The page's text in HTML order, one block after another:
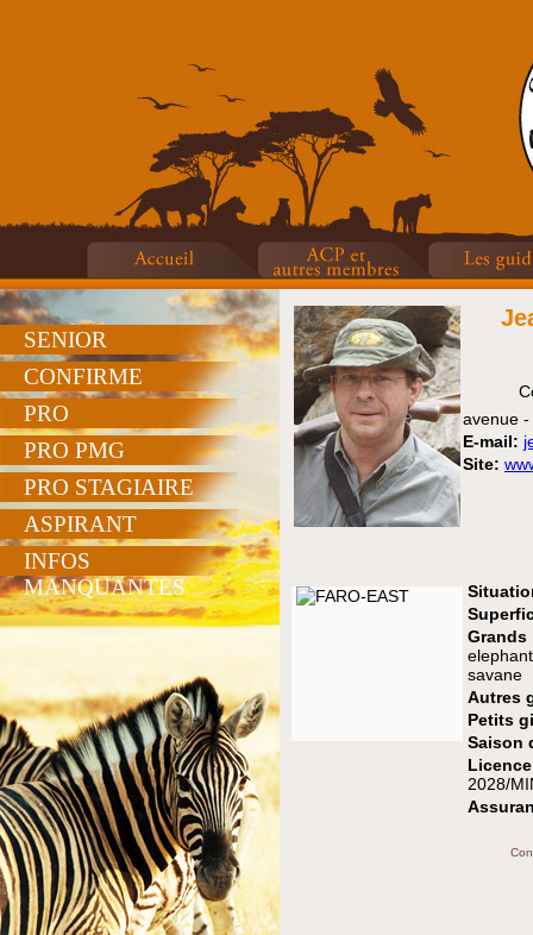
SENIOR
CONFIRME
PRO
PRO PMG
PRO STAGIAIRE
ASPIRANT
INFOS
MANQUANTES
avenue -
E-mail:
Site:
savane
Autres
Petits
Saison
2028/